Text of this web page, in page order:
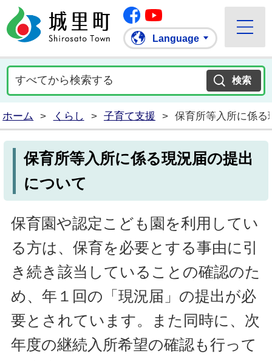
城里町ホームページ
Facebook
Language
ホーム > くらし > 子育て支援 > 保育所等入所に係
保育所等入所に係る現況届の提出
について
保育園や認定こども園を利用してい
る方は、保育を必要とする事由に引
き続き該当していることの確認のた
め、年１回の「現況届」の提出が必
要とされています。また同時に、次
年度の継続入所希望の確認も行って